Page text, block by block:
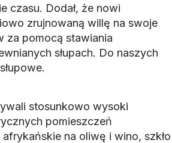
czasu. Dodał, że nowi
zrujnowaną willę na swoje
za pomocą stawiania
słupach. Do naszych
stosunkowo wysoki
pomieszczeń
na oliwę i wino, szkło